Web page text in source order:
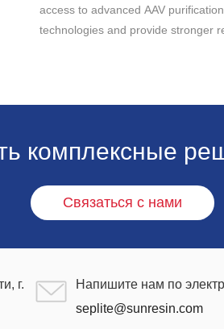
access to advanced AAV purification
technologies and provide stronger
комплексные
Связаться с нами
г.
Напишите нам по
seplite@sunresin.com